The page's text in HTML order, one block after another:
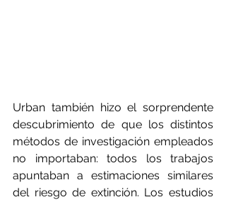
Urban también hizo el sorprendente
descubrimiento de que los distintos
métodos de investigación empleados
no importaban: todos los trabajos
apuntaban a estimaciones similares
del riesgo de extinción. Los estudios